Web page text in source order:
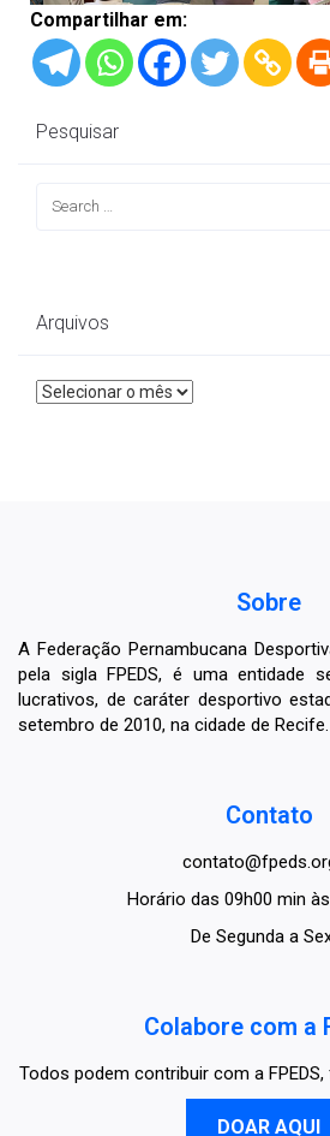
Compartilhar em:
Pesquisar
Arquivos
Arquivos
Sobre
A Federação Pernambucana
pela sigla FPEDS, é uma entidade
lucrativos, de caráter desportivo
setembro de 2010, na cidade de Recife.
Contato
Horário das 09h00 min
De Segunda a
Colabore com a
Todos podem contribuir com a
DOAR AQUI